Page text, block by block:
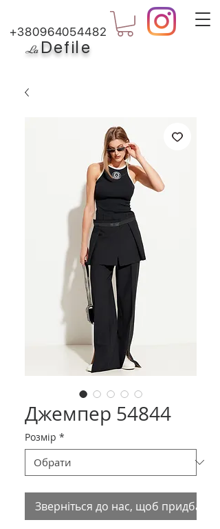
La Defile
+380964054482
Джемпер 54844
Розмір *
Зверніться до нас, щоб придбати